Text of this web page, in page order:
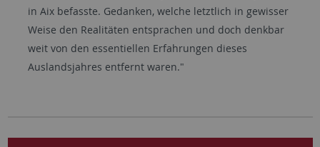
in Aix befasste. Gedanken, welche letztlich in gewisser
Weise den Realitäten entsprachen und doch denkbar
weit von den essentiellen Erfahrungen dieses
Auslandsjahres entfernt waren."